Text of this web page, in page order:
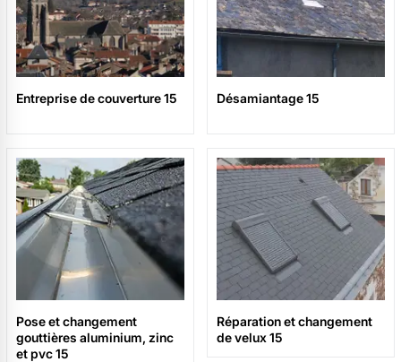
Entreprise de couverture 15 Désamiantage 15
Pose et changement
gouttières aluminium, zinc
et pvc 15
Réparation et changement
de velux 15